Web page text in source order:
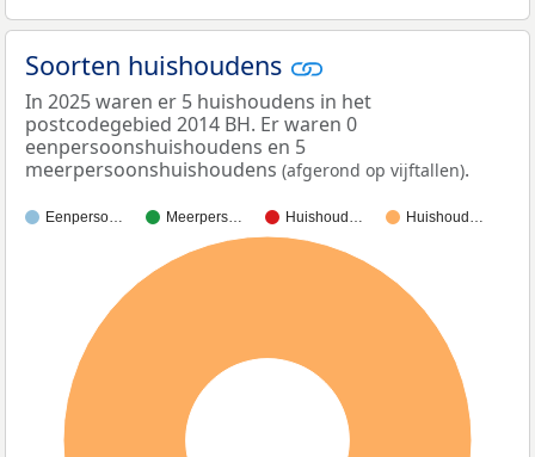
Soorten huishoudens
In 2025 waren er 5 huishoudens in het
postcodegebied 2014 BH. Er waren 0
eenpersoonshuishoudens en 5
meerpersoonshuishoudens (afgerond op vijftallen).
Eenperso… Meerpers… Huishoud… Huishoud…